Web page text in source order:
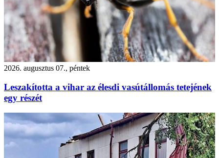
2026. augusztus 07., péntek
Leszakította a vihar az élesdi vasútállomás tetejének
egy részét